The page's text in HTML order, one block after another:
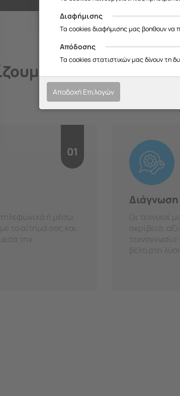
την ποιοτική
01
ή μέσω
το αίτημά σας και
την
Οι τεχνικοί
ακρίβεια,
τεχνογνωσία
βέλτιστη
Διαφήμισης
Τα cookies διαφήμισης μας βοηθουν να
Απόδοσης
Τα cookies στατιστικών μας δίνουν τη
Αποδοχή Επιλογών